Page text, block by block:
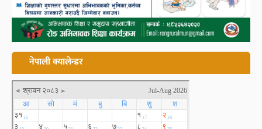
नेपाली क्यालेन्डर